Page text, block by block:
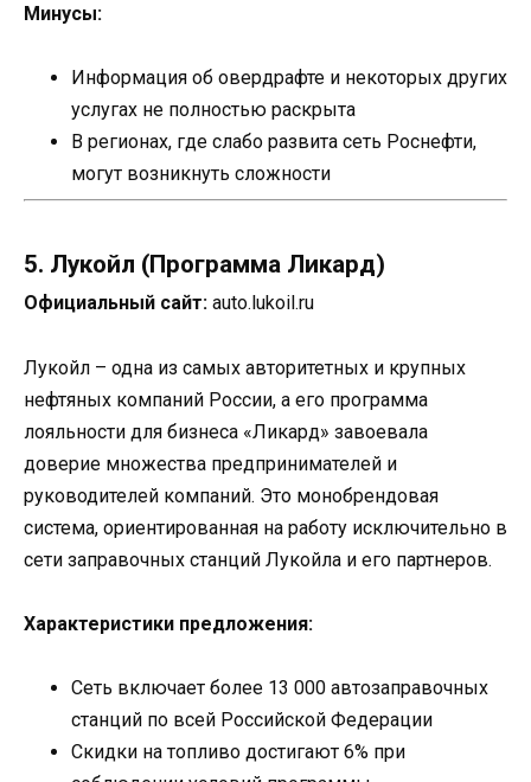
Минусы:
Информация об овердрафте и некоторых других
услугах не полностью раскрыта
В регионах, где слабо развита сеть Роснефти,
могут возникнуть сложности
5. Лукойл (Программа Ликард)
Официальный сайт: auto.lukoil.ru
Лукойл – одна из самых авторитетных и крупных
нефтяных компаний России, а его программа
лояльности для бизнеса «Ликард» завоевала
доверие множества предпринимателей и
руководителей компаний. Это монобрендовая
система, ориентированная на работу исключительно в
сети заправочных станций Лукойла и его партнеров.
Характеристики предложения:
Сеть включает более 13 000 автозаправочных
станций по всей Российской Федерации
Скидки на топливо достигают 6% при